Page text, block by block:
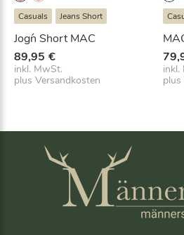
Casuals Jeans Short
Jog´n Short MAC
89,95 €
inkl. MwSt.
plus Versandkosten
inkl.
plus